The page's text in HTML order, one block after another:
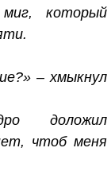
который
– хмыкнул
доложил
чтоб меня